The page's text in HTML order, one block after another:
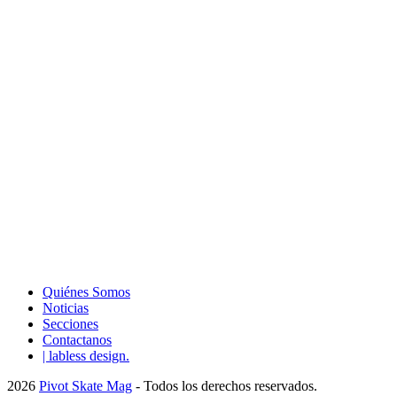
Quiénes Somos
Noticias
Secciones
Contactanos
| labless design.
2026 Pivot Skate Mag - Todos los derechos reservados.